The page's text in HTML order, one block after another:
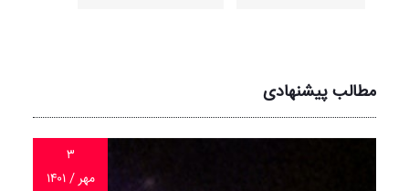
مطالب پیشنهادی
۳
مهر / ۱۴۰۱